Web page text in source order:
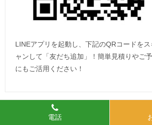
LINEアプリを起動し、下記のQRコードをス
ャンして「友だち追加」！簡単見積りやご
にもご活用ください！
クレジットカード決済OK！
電話